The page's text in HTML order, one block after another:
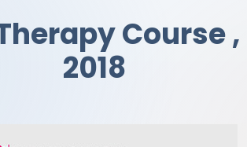
Course ,
2018